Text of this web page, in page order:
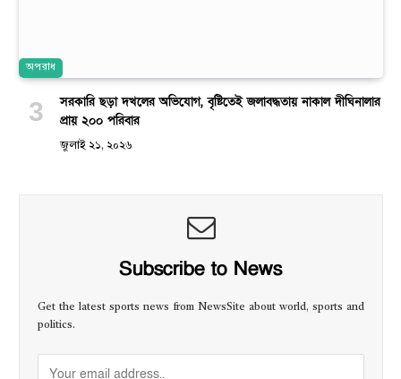
অপরাধ
সরকারি ছড়া দখলের অভিযোগ, বৃষ্টিতেই জলাবদ্ধতায় নাকাল দীঘিনালার
প্রায় ২০০ পরিবার
জুলাই ২১, ২০২৬
Subscribe to News
Get the latest sports news from NewsSite about world, sports and
politics.